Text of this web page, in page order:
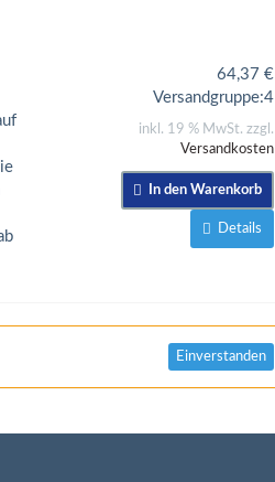
64,37 €
Versandgruppe:4
inkl. 19 % MwSt. zzgl.
Versandkosten
In den Warenkorb
Details
Einverstanden